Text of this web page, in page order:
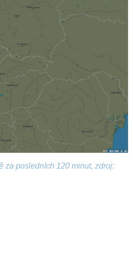
za posledních 120 minut, zdroj: